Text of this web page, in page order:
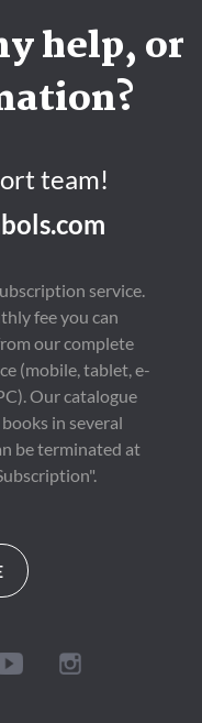
help, or
team!
service.
fee you can
our complete
(mobile, tablet, e-
Our catalogue
in several
be terminated at